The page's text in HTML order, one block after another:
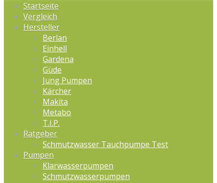
Startseite
Vergleich
Hersteller
Berlan
Einhell
Gardena
Güde
Jung Pumpen
Kärcher
Makita
Metabo
T.I.P.
Ratgeber
Schmutzwasser Tauchpumpe Test
Pumpen
Klarwasserpumpen
Schmutzwasserpumpen